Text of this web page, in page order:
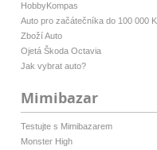
HobbyKompas
Auto pro začátečníka do 100 000
Zboží Auto
Ojetá Škoda Octavia
Jak vybrat auto?
Mimibazar
Testujte s Mimibazarem
Monster High